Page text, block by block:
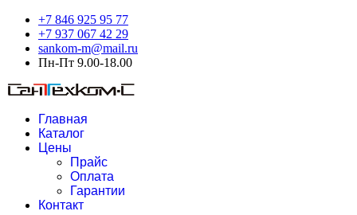
+7 846 925 95 77
+7 937 067 42 29
sankom-m@mail.ru
Пн-Пт 9.00-18.00
Главная
Каталог
Цены
Прайс
Оплата
Гарантии
Контакт